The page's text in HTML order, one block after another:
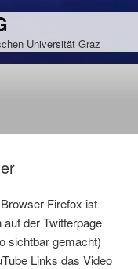
Universität Graz
Firefox ist
der Twitterpage
sichtbar gemacht)
Links das Video